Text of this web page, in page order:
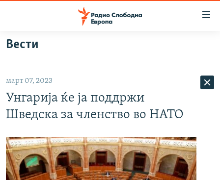
Оди
на
главната
навигација
на
пребарување
ВИЗУЕЛНО
ВЕСТИ
ШТО ТРЕБА ДА ЗНАЕТЕ
ПРИЈАВИ СЕ ЗА ЊУЗЛЕТЕР
ПОДКАСТ ЗОШТО?
Вести
март 07, 2023
Унгарија ќе ја поддржи
Шведска за членство во НАТО